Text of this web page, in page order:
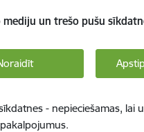
mediju un trešo pušu
- nepieciešamas, lai